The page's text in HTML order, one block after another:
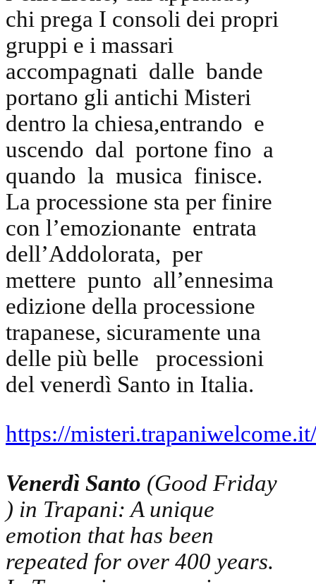
chi prega I consoli dei propri
gruppi e i massari
accompagnati dalle bande
portano gli antichi Misteri
dentro la chiesa,entrando e
uscendo dal portone fino a
quando la musica finisce.
La processione sta per finire
con l’emozionante entrata
dell’Addolorata, per
mettere punto all’ennesima
edizione della processione
trapanese, sicuramente una
delle più belle processioni
del venerdì Santo in Italia.
https://misteri.trapaniwelcome.it/
Venerdì Santo (Good Friday
) in Trapani: A unique
emotion that has been
repeated for over 400 years.